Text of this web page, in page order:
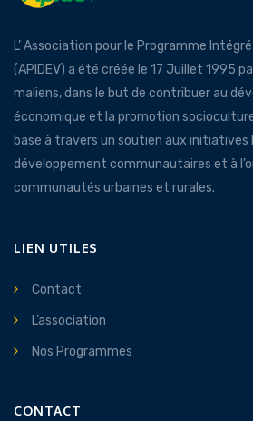
L’ Association pour le Programme
(APIDEV) a été créée le 17 Juillet 1995
maliens, dans le but de contribuer au
économique et la promotion
base à travers un soutien aux initiatives
développement communautaires et à
communautés urbaines et rurales.
LIEN UTILES
Contact
L’association
Nos Programmes
CONTACT